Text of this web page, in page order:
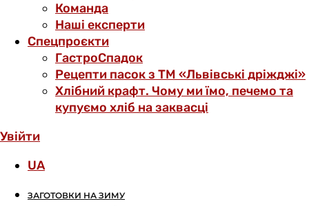
Команда
Наші експерти
Спецпроєкти
ГастроСпадок
Рецепти пасок з ТМ «Львівські дріжджі»
Хлібний крафт. Чому ми їмо, печемо та
купуємо хліб на заквасці
Увійти
UA
ЗАГОТОВКИ НА ЗИМУ